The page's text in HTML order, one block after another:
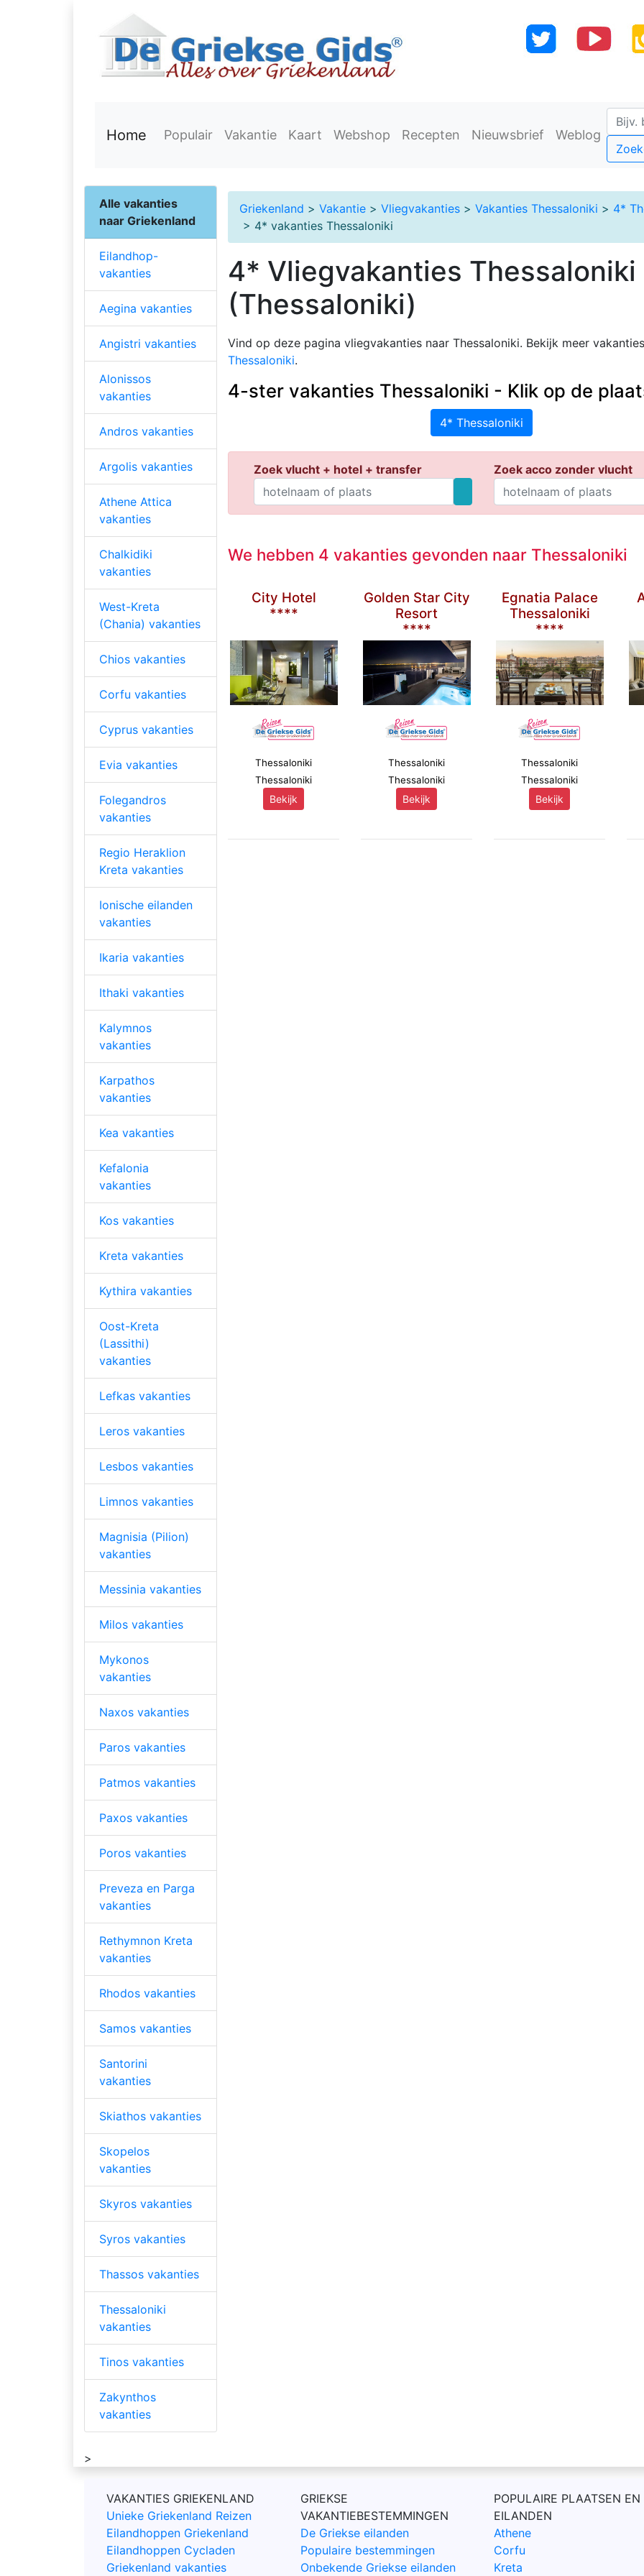
Home Populair Vakantie Kaart Webshop Recepten Nieuwsbrief Weblog
Alle vakanties
naar Griekenland
Eilandhop-
vakanties
Aegina vakanties
Angistri vakanties
Alonissos
vakanties
Andros vakanties
Argolis vakanties
Athene Attica
vakanties
Chalkidiki
vakanties
West-Kreta
(Chania) vakanties
Chios vakanties
Corfu vakanties
Cyprus vakanties
Evia vakanties
Folegandros
vakanties
Regio Heraklion
Kreta vakanties
Ionische eilanden
vakanties
Ikaria vakanties
Ithaki vakanties
Kalymnos
vakanties
Karpathos
vakanties
Kea vakanties
Kefalonia
vakanties
Kos vakanties
Kreta vakanties
Kythira vakanties
Oost-Kreta
(Lassithi)
vakanties
Lefkas vakanties
Leros vakanties
Lesbos vakanties
Limnos vakanties
Magnisia (Pilion)
vakanties
Messinia vakanties
Milos vakanties
Mykonos
vakanties
Naxos vakanties
Paros vakanties
Patmos vakanties
Paxos vakanties
Poros vakanties
Preveza en Parga
vakanties
Rethymnon Kreta
vakanties
Rhodos vakanties
Samos vakanties
Santorini
vakanties
Skiathos vakanties
Skopelos
vakanties
Skyros vakanties
Syros vakanties
Thassos vakanties
Thessaloniki
vakanties
Tinos vakanties
Zakynthos
vakanties
Griekenland > Vakantie > Vliegvakanties > Vakanties Thessaloniki > 4*
> 4* vakanties Thessaloniki
4* Vliegvakanties Thessaloniki
(Thessaloniki)
Vind op deze pagina vliegvakanties naar Thessaloniki. Bekijk meer
Thessaloniki.
4-ster vakanties Thessaloniki - Klik op de
4* Thessaloniki
Zoek vlucht + hotel + transfer Zoek acco zonder vlucht
We hebben 4 vakanties gevonden naar Thessaloniki
City Hotel
****
Thessaloniki
Thessaloniki
Bekijk
Golden Star City
Resort
****
Thessaloniki
Thessaloniki
Bekijk
Egnatia Palace
Thessaloniki
****
Thessaloniki
Thessaloniki
Bekijk
>
VAKANTIES GRIEKENLAND
Unieke Griekenland Reizen
Eilandhoppen Griekenland
Eilandhoppen Cycladen
Griekenland vakanties
GRIEKSE
VAKANTIEBESTEMMINGEN
De Griekse eilanden
Populaire bestemmingen
Onbekende Griekse eilanden
POPULAIRE PLAATSEN EN
EILANDEN
Athene
Corfu
Kreta